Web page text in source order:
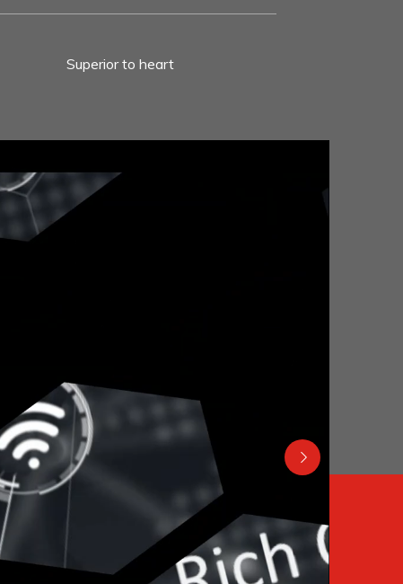
Superior to heart